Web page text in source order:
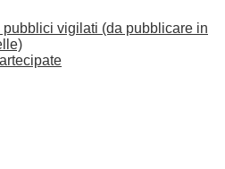
pubblici vigilati (da pubblicare in